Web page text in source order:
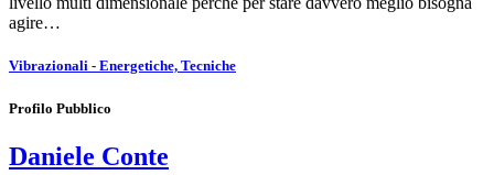
agire…
Vibrazionali - Energetiche, Tecniche
Profilo Pubblico
Daniele Conte